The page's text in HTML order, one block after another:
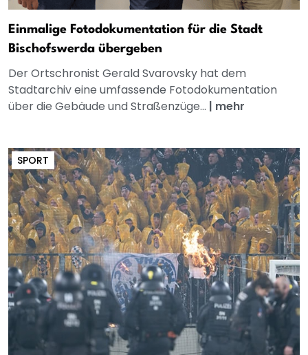
Einmalige Fotodokumentation für die Stadt
Bischofswerda übergeben
Der Ortschronist Gerald Svarovsky hat dem
Stadtarchiv eine umfassende Fotodokumentation
über die Gebäude und Straßenzüge... | mehr
SPORT